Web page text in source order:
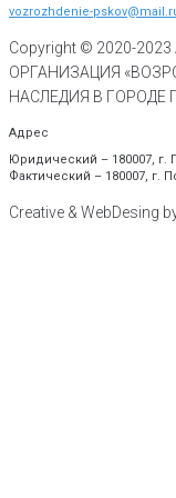
vozrozhdenie-
Copyright © 2020-2023
ОРГАНИЗАЦИЯ
НАСЛЕДИЯ В ГОРОДЕ
Адрес
Юридический – 180007, г.
Фактический – 180007, г.
Creative & WebDesing